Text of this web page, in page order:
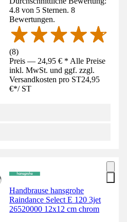
4.8 von 5 Sternen. 8
Bewertungen.
(8)
Preis — 24,95 € * Alle Preise
inkl. MwSt. und ggf. zzgl.
Versandkosten pro ST24,95
€*/ ST
Handbrause hansgrohe
Raindance Select E 120 3jet
26520000 12x12 cm chrom